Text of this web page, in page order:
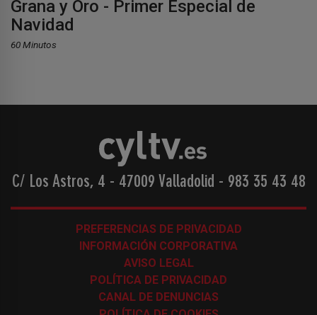
Grana y Oro - Primer Especial de
Navidad
60 Minutos
C/ Los Astros, 4 - 47009 Valladolid - 983 35 43 48
PREFERENCIAS DE PRIVACIDAD
INFORMACIÓN CORPORATIVA
AVISO LEGAL
POLÍTICA DE PRIVACIDAD
CANAL DE DENUNCIAS